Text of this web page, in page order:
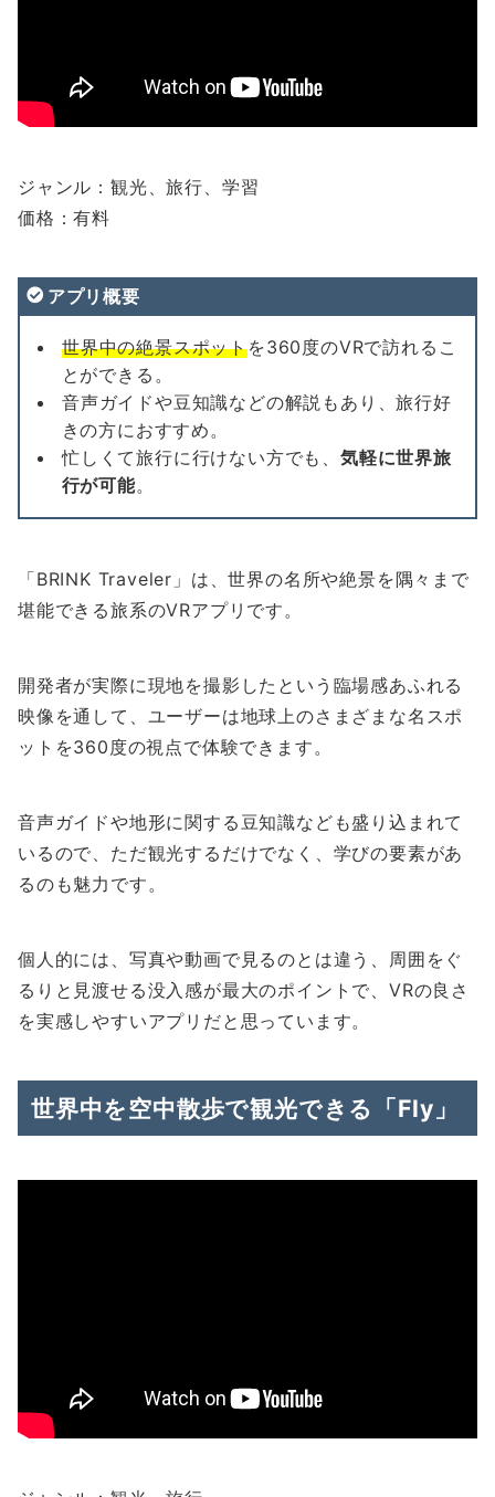
ジャンル：観光、旅行、学習
価格：有料
アプリ概要
世界中の絶景スポットを360度のVRで訪れるこ
とができる。
音声ガイドや豆知識などの解説もあり、旅行好
きの方におすすめ。
忙しくて旅行に行けない方でも、 気軽に世界旅
行が可能。
「BRINK Traveler」は、世界の名所や絶景を隅々まで
堪能できる旅系のVRアプリです。
開発者が実際に現地を撮影したという臨場感あふれる
映像を通して、ユーザーは地球上のさまざまな名スポ
ットを360度の視点で体験できます。
音声ガイドや地形に関する豆知識なども盛り込まれて
いるので、ただ観光するだけでなく、学びの要素があ
るのも魅力です。
個人的には、写真や動画で見るのとは違う、周囲をぐ
るりと見渡せる没入感が最大のポイントで、VRの良さ
を実感しやすいアプリだと思っています。
世界中を空中散歩で観光できる「Fly」